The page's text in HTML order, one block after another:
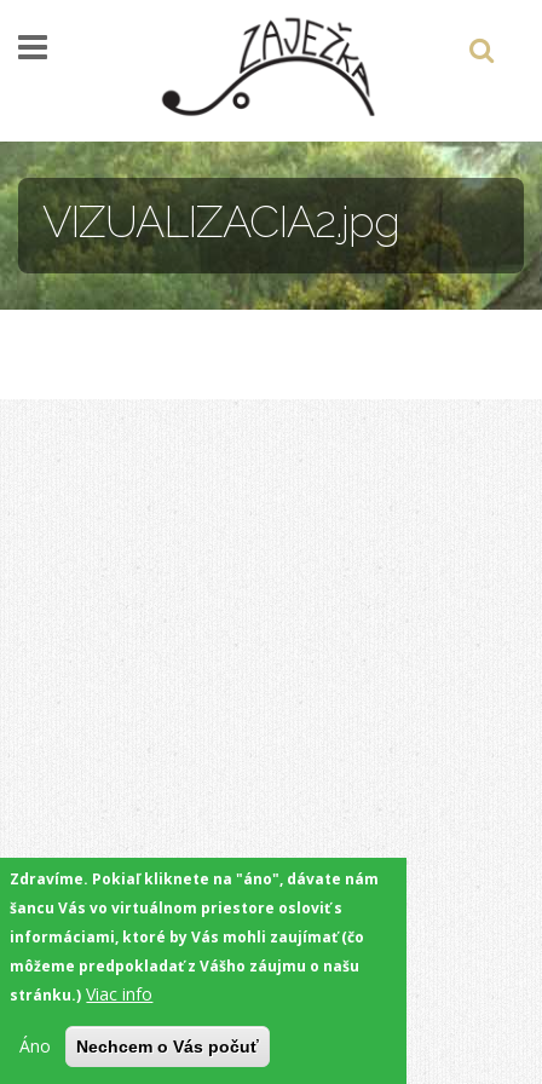
VIZUALIZACIA2.jpg
Zdravíme. Pokiaľ kliknete na "áno", dávate nám
šancu Vás vo virtuálnom priestore osloviť s
informáciami, ktoré by Vás mohli zaujímať (čo
môžeme predpokladať z Vášho záujmu o našu
stránku.) Viac info
Áno Nechcem o Vás počuť